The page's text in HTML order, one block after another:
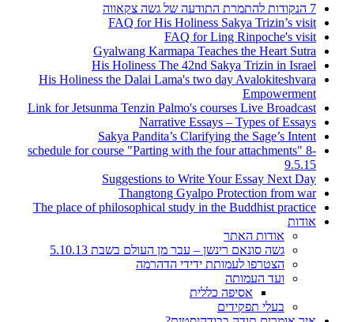
7 הנקודות להתמרת התודעה של גשה צקאווה
FAQ for His Holiness Sakya Trizin’s visit
FAQ for Ling Rinpoche's visit
Gyalwang Karmapa Teaches the Heart Sutra
His Holiness The 42nd Sakya Trizin in Israel
His Holiness the Dalai Lama's two day Avalokiteshvara
Empowerment
Link for Jetsunma Tenzin Palmo's courses Live Broadcast
Narrative Essays – Types of Essays
Sakya Pandita’s Clarifying the Sage’s Intent
schedule for course "Parting with the four attachments" 8-
9.5.15
Suggestions to Write Your Essay Next Day
Thangtong Gyalpo Protection from war
The place of philosophical study in the Buddhist practice
אודות
אודות האתר
גשה סונאם רינשן – עבר מן העולם בשבת 5.10.13
הצטרפו לעמותת ידידי הדהרמה
ועד העמותה
אסיפה כללית
בעלי תפקידים